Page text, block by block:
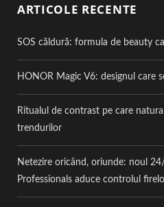
ARTICOLE RECENTE
SOS căldură: formula de beauty
HONOR Magic V6: designul care
Ritualul de contrast pe care
trendurilor
Netezire oricând, oriunde: noul
Professionals aduce controlul